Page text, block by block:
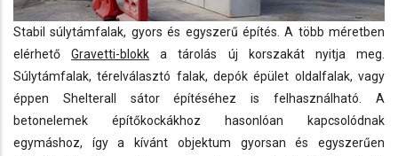
Stabil súlytámfalak, gyors és egyszerű építés. A több méretben
elérhetőGravetti-blokk a tárolás új korszakát nyitja meg.
Súlytámfalak, térelválasztó falak, depók épület oldalfalak, vagy
éppen Shelterall sátor építéséhez is felhasználható. A
betonelemek építőkockákhoz hasonlóan kapcsolódnak
egymáshoz, így a kívánt objektum gyorsan és egyszerűen